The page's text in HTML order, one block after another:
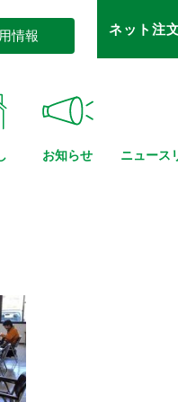
情報
お知らせ ニュース
ネット注